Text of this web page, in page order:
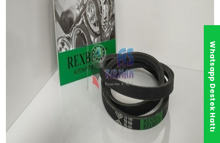
Whatsapp Destek Hattı